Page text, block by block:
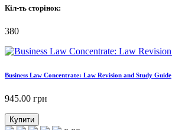
Кіл-ть сторінок:
380
Business Law Concentrate: Law Revision and Study Guide
945.00 грн
Купити